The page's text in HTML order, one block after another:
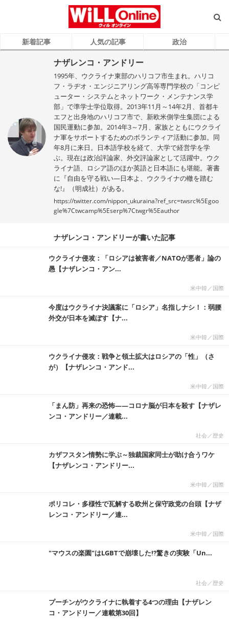
新着記事 人気の記事 政治
ナザレンコ・アンドリー
1995年、ウクライナ東部のハリコフ市生まれ。ハリコ
フ・ラヂオ・エンジニアリング高等専門学校の「コンピ
ューター・システムとネットワーク・メンテナンス学
部」で準学士学位取得。2013年11月～14年2月、首都キ
エフと出身地のハリコフ市で、新欧米側学生集団による
国民運動に参加。2014年3～7月、家族とともにウクライ
ナ軍をサポートするためのボランティア活動に参加。同
年8月に来日。日本語学校を経て、大学で経営学を学
ぶ。現在は政治評論家、外交評論家として活躍中。ウク
ライナ語、ロシア語のほか英語と日本語にも堪能。著書
に『自由を守る戦い―日本よ、ウクライナの轍を踏む
な!』（明成社）がある。
https://twitter.com/nippon_ukuraina?ref_src=twsrc%5Egoo
gle%7Ctwcamp%5Eserp%7Ctwgr%5Eauthor
ナザレンコ・アンドリーが書いた記事
ウクライナ侵攻：「ロシアは被害者／NATOが悪者」論の
愚【ナザレンコ・アン...
米中韓／国際
今度はウクライナ決議案に「ロシア」名指しナシ！：弱腰
外交が日本を滅ぼす【ナ...
米中韓／国際
ウクライナ侵攻：戦争と領土拡大はロシアの「性」（さ
が）【ナザレンコ・アンド...
米中韓／国際
「まん防」再来の恐怖――コロナ脳が日本を殺す【ナザレ
ンコ・アンドリー／連載...
社会／歴史
カザフスタン情勢に学ぶ～独裁国家同士が助け合うワケ
【ナザレンコ・アンドリー...
米中韓／国際
ポリコレ・多様性で瓦解する欧州と保守政党の台頭【ナザ
レンコ・アンドリー／連...
米中韓／国際
"マウスの楽園"はLGBTで崩壊した⁉驚きの実験「Un...
社会／歴史
プーチンがウクライナに執着する4つの理由【ナザレン
コ・アンドリー／連載第30回】